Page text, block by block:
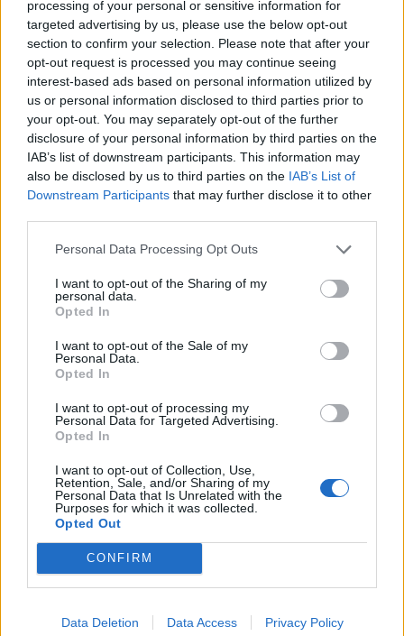
processing of your personal or sensitive information for
targeted advertising by us, please use the below opt-out
section to confirm your selection. Please note that after your
opt-out request is processed you may continue seeing
interest-based ads based on personal information utilized by
us or personal information disclosed to third parties prior to
your opt-out. You may separately opt-out of the further
disclosure of your personal information by third parties on the
IAB’s list of downstream participants. This information may
also be disclosed by us to third parties on the IAB’s List of
Downstream Participants that may further disclose it to other
Personal Data Processing Opt Outs
I want to opt-out of the Sharing of my
personal data.
Opted In
I want to opt-out of the Sale of my
Personal Data.
Opted In
I want to opt-out of processing my
Personal Data for Targeted Advertising.
Opted In
I want to opt-out of Collection, Use,
Retention, Sale, and/or Sharing of my
Personal Data that Is Unrelated with the
Purposes for which it was collected.
Opted Out
CONFIRM
Data Deletion Data Access Privacy Policy
Raktažodžiai donald trump lenkija italija
Komentarai
Rašyti komentarą
Jūsų vardas
Komentaras
Sutinku sutaisyklėmis
This site is protected by
reCAPTCHA and the Google
apply.